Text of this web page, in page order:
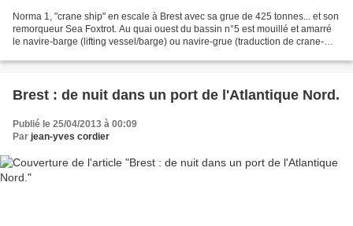
Norma 1, "crane ship" en escale à Brest avec sa grue de 425 tonnes... et son
remorqueur Sea Foxtrot. Au quai ouest du bassin n°5 est mouillé et amarré
le navire-barge (lifting vessel/barge) ou navire-grue (traduction de crane-
Brest : de nuit dans un port de l'Atlantique Nord.
Publié le 25/04/2013 à 00:09
Par jean-yves cordier